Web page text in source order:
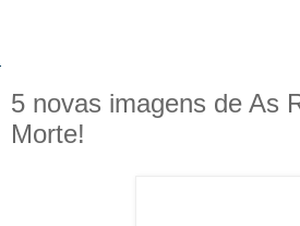
5 novas imagens de As
Morte!